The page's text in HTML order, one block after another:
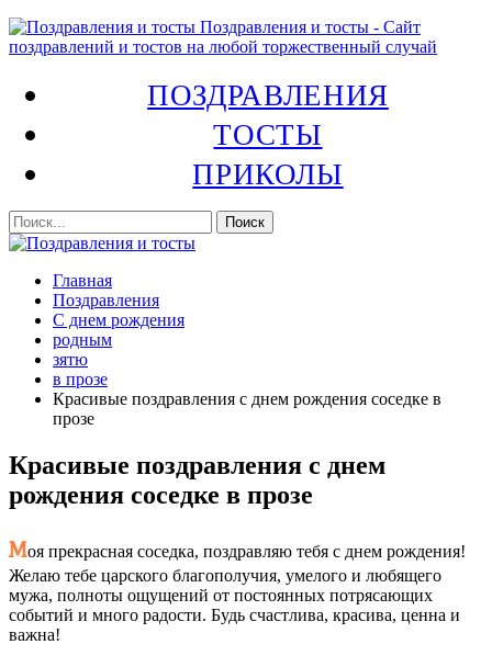
Поздравления и тосты - Сайт
поздравлений и тостов на любой торжественный случай
ПОЗДРАВЛЕНИЯ
ТОСТЫ
ПРИКОЛЫ
Главная
Поздравления
С днем рождения
родным
зятю
в прозе
Красивые поздравления с днем рождения соседке в
прозе
Красивые поздравления с днем
рождения соседке в прозе
Моя прекрасная соседка, поздравляю тебя с днем рождения!
Желаю тебе царского благополучия, умелого и любящего
мужа, полноты ощущений от постоянных потрясающих
событий и много радости. Будь счастлива, красива, ценна и
важна!